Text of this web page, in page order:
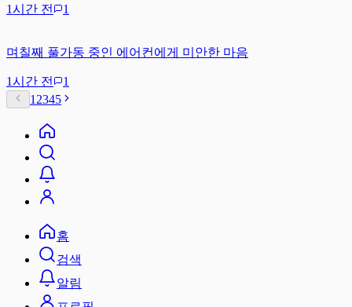
1시간 전 1
며칠째 풀가동 중인 에어컨에게 미안한 마음
1시간 전
1
1 2345
홈
검색
알림